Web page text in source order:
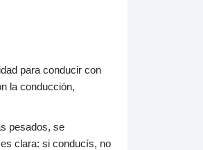
para conducir con
la conducción,
pesados, se
clara: si conducís, no